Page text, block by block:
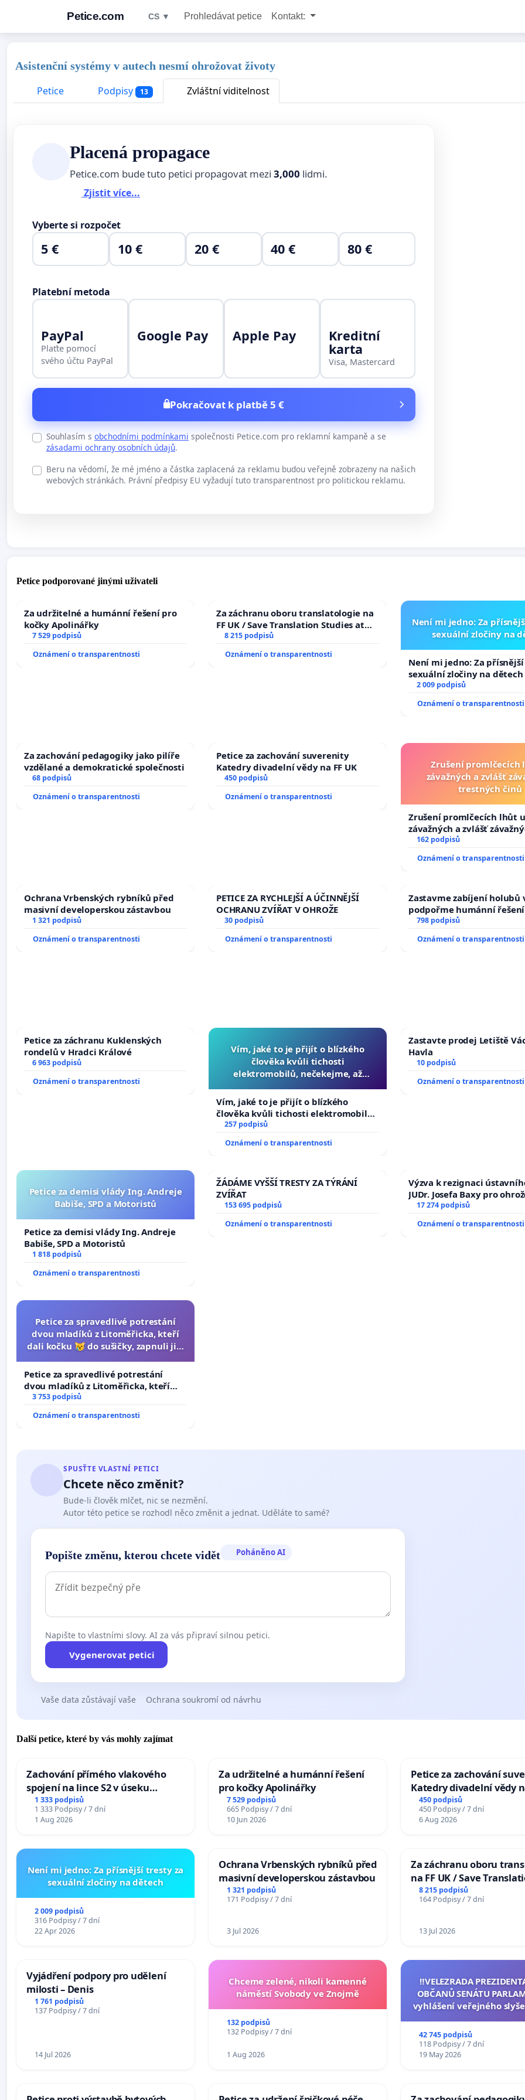
Petice.com CS ▼ Prohledávat petice Kontakt:
Asistenční systémy v autech nesmí ohrožovat životy
Petice
Podpisy 13 Zvláštní viditelnost
Placená propagace
Petice.com bude tuto petici propagovat mezi 3,000 lidmi.
Zjistit více...
Vyberte si rozpočet
5 € 10 € 20 € 40 € 80 €
Platební metoda
PayPal
Plaťte pomocí
svého účtu PayPal
Google Pay Apple Pay Kreditní
karta
Visa, Mastercard
Pokračovat k platbě 5 €
Souhlasím s obchodními podmínkami společnosti Petice.com pro reklamní kampaně a se
zásadami ochrany osobních údajů.
Beru na vědomí, že mé jméno a částka zaplacená za reklamu budou veřejně zobrazeny na našich
webových stránkách. Právní předpisy EU vyžadují tuto transparentnost pro politickou reklamu.
Petice podporované jinými uživateli
Za udržitelné a humánní řešení pro
kočky Apolinářky
7 529 podpisů
Oznámení o transparentnosti
Za záchranu oboru translatologie na
FF UK / Save Translation Studies at
the Faculty of Arts, Charles
8 215 podpisů
Oznámení o transparentnosti
Není mi jedno: Za
sexuální zločiny na
Není mi jedno: Za
sexuální zločiny na dětech
2 009 podpisů
Oznámení o transparentnosti
Za zachování pedagogiky jako pilíře
vzdělané a demokratické společnosti
68 podpisů
Oznámení o transparentnosti
Petice za zachování suverenity
Katedry divadelní vědy na FF UK
450 podpisů
Oznámení o transparentnosti
Zrušení promlčecích
závažných a zvlášť
trestných činů
Zrušení promlčecích lhůt u
závažných a zvlášť
trestných činů
162 podpisů
Oznámení o transparentnosti
Ochrana Vrbenských rybníků před
masivní developerskou zástavbou
1 321 podpisů
Oznámení o transparentnosti
PETICE ZA RYCHLEJŠÍ A ÚČINNĚJŠÍ
OCHRANU ZVÍŘAT V OHROŽE
30 podpisů
Oznámení o transparentnosti
Zastavme zabíjení holubů
podpořme humánní řešení
798 podpisů
Oznámení o transparentnosti
Petice za záchranu Kuklenských
rondelů v Hradci Králové
6 963 podpisů
Oznámení o transparentnosti
Vím, jaké to je přijít o blízkého
člověka kvůli tichosti
elektromobilů, nečekejme, až
auta!
Vím, jaké to je přijít o blízkého
člověka kvůli tichosti elektromobilů,
nečekejme, až přibydou další,
257 podpisů
Oznámení o transparentnosti
Zastavte prodej Letiště
Havla
10 podpisů
Oznámení o transparentnosti
Petice za demisi vlády Ing. Andreje
Babiše, SPD a Motoristů
Petice za demisi vlády Ing. Andreje
Babiše, SPD a Motoristů
1 818 podpisů
Oznámení o transparentnosti
ŽÁDÁME VYŠŠÍ TRESTY ZA TÝRÁNÍ
ZVÍŘAT
153 695 podpisů
Oznámení o transparentnosti
Výzva k rezignaci
JUDr. Josefa Baxy pro
ve spravedlivý proces
17 274 podpisů
Oznámení o transparentnosti
Petice za spravedlivé potrestání
dvou mladíků z Litoměřicka, kteří
dali kočku 😿 do sušičky, zapnuli ji a
Petice za spravedlivé potrestání
dvou mladíků z Litoměřicka, kteří
dali kočku 😿 do sušičky, zapnuli ji a
3 753 podpisů
Oznámení o transparentnosti
SPUSŤTE VLASTNÍ PETICI
Chcete něco změnit?
Bude-li člověk mlčet, nic se nezmění.
Autor této petice se rozhodl něco změnit a jednat. Uděláte to samé?
Popište změnu, kterou chcete vidět Poháněno AI
Napište to vlastními slovy. AI za vás připraví silnou petici.
Vygenerovat petici
Vaše data zůstávají vaše Ochrana soukromí od návrhu
Další petice, které by vás mohly zajímat
Zachování přímého vlakového
spojení na lince S2 v úseku
Ostrava – Bohumín – Karviná –
Mosty u Jablunkova
1 333 podpisů
1 333 Podpisy / 7 dní
1 Aug 2026
Za udržitelné a humánní řešení
pro kočky Apolinářky
7 529 podpisů
665 Podpisy / 7 dní
10 Jun 2026
Petice za zachování
Katedry divadelní vědy
450 podpisů
450 Podpisy / 7 dní
6 Aug 2026
Není mi jedno: Za přísnější tresty za
sexuální zločiny na dětech
2 009 podpisů
316 Podpisy / 7 dní
22 Apr 2026
Ochrana Vrbenských rybníků před
masivní developerskou zástavbou
1 321 podpisů
171 Podpisy / 7 dní
3 Jul 2026
Za záchranu oboru
na FF UK / Save
Studies at the Faculty of
Charles University
8 215 podpisů
164 Podpisy / 7 dní
13 Jul 2026
Vyjádření podpory pro udělení
milosti – Denis
1 761 podpisů
137 Podpisy / 7 dní
14 Jul 2026
Chceme zelené, nikoli kamenné
náměstí Svobody ve Znojmě
132 podpisů
132 Podpisy / 7 dní
1 Aug 2026
‼️VELEZRADA
OBČANŮ SENÁTU
vyhlášení veřejného
na přijetí usnesení k
žaloby na prezidenta
42 745 podpisů
118 Podpisy / 7 dní
19 May 2026